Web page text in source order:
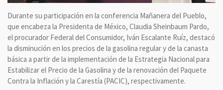
Durante su participación en la conferencia Mañanera del Pueblo,
que encabeza la Presidenta de México, Claudia Sheinbaum Pardo,
el procurador Federal del Consumidor, Iván Escalante Ruíz, destacó
la disminución en los precios de la gasolina regular y de la canasta
básica a partir de la implementación de la Estrategia Nacional para
Estabilizar el Precio de la Gasolina y de la renovación del Paquete
Contra la Inflación y la Carestía (PACIC), respectivamente.